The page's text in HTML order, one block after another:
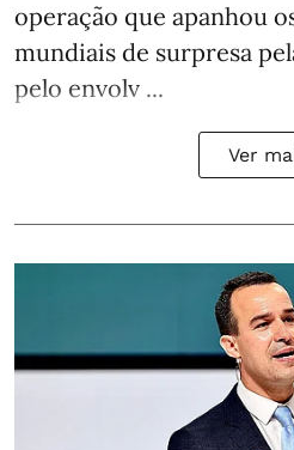
operação que apanhou
mundiais de surpresa
pelo envolv ...
Ver